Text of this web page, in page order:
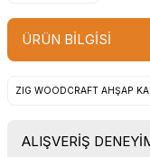
ÜRÜN BİLGİSİ
ZIG WOODCRAFT AHŞAP
ALIŞVERİŞ